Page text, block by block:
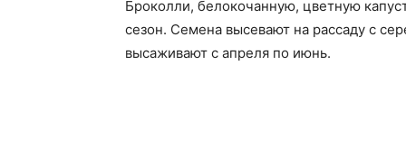
Броколли, белокочанную, цветную
сезон. Семена высевают на рассаду с
высаживают с апреля по июнь.